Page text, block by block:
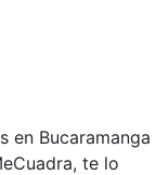
en Bucaramanga
te lo